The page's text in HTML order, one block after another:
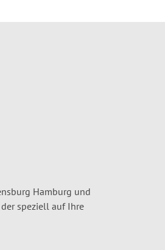
Hamburg und
der speziell auf Ihre